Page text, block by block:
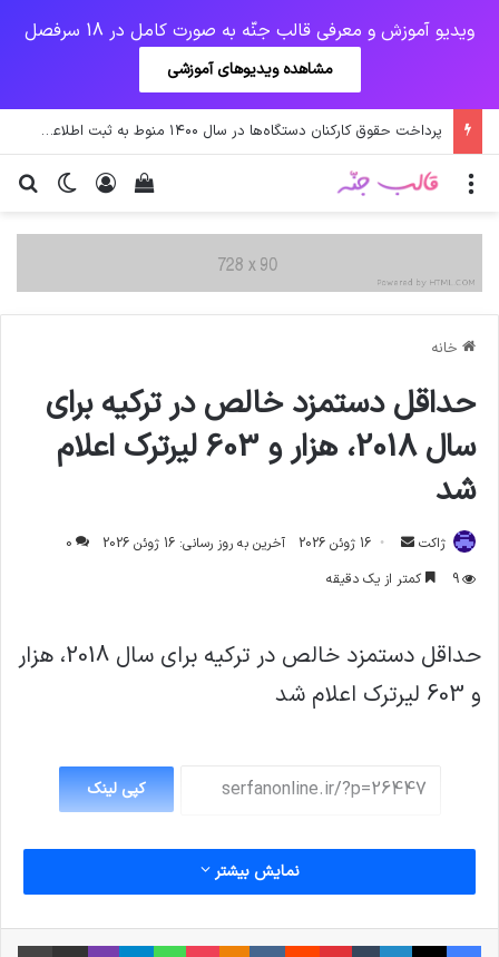
ویدیو آموزش و معرفی قالب جنّه به صورت کامل در 18 سرفصل
مشاهده ویدیوهای آموزشی
پرداخت حقوق کارکنان دستگاه‌ها در سال ۱۴۰۰ منوط به ثبت اطلاعات کارکنان در سامانه شد
تغییر ورود
دیدن سبد خرید منو
خانه
حداقل دستمزد خالص در ترکیه برای
سال 2018، هزار و 603 لیرترک اعلام
شد
ژاکت
ارسال
ایمیل
16 ژوئن 2026 آخرین به روز رسانی: 16 ژوئن 2026
0
9
کمتر از یک دقیقه
حداقل دستمزد خالص در ترکیه برای سال 2018، هزار
و 603 لیرترک اعلام شد
کپی لینک
نمایش بیشتر
فیس بوک X لینکدین
‫تامبلر‫پین‌ترست
‫رددیت‫VKontakte
‫Odnoklassniki
پاکتواتس آپ تلگراموایبر اشتراک گذاری از طریق ایمیل